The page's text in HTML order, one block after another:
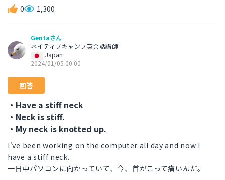
0 1,300
Gentaさん
ネイティブキャンプ英会話講師
Japan
2024/01/05 00:00
回答
・Have a stiff neck
・Neck is stiff.
・My neck is knotted up.
I've been working on the computer all day and now I
have a stiff neck.
一日中パソコンに向かっていて、今、首がこって痛いんだ。